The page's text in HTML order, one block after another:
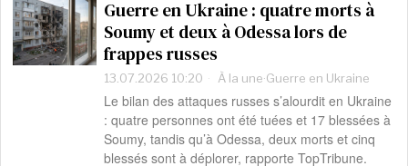
Guerre en Ukraine : quatre morts à
Soumy et deux à Odessa lors de
frappes russes
13.07.2026 10:20 À la une·Guerre en Ukraine
Le bilan des attaques russes s’alourdit en Ukraine
: quatre personnes ont été tuées et 17 blessées à
Soumy, tandis qu’à Odessa, deux morts et cinq
blessés sont à déplorer, rapporte TopTribune.